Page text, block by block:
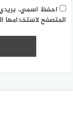
احفظ اسمي، بريدي
المتصفح لاستخدامها